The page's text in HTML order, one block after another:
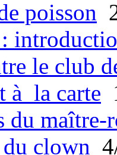
poisson
le club
à la carte
du maître-
clown